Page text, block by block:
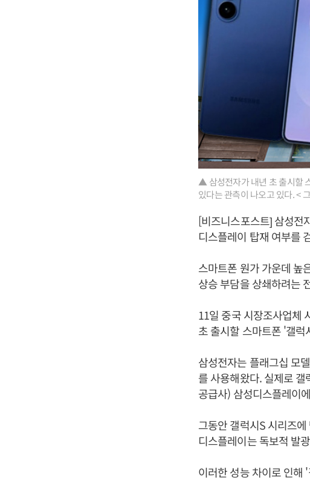
▲ 삼성전자가 내년 초 출시할
있다는 관측이 나오고 있다. <
[비즈니스포스트] 삼성전
디스플레이 탑재 여부를
스마트폰 원가 가운데 높
상승 부담을 상쇄하려는
11일 중국 시장조사업체
초 출시할 스마트폰 '갤
삼성전자는 플래그십 모
를 사용해왔다. 실제로
공급사) 삼성디스플레이
그동안 갤럭시S 시리즈
디스플레이는 독보적 발
이러한 성능 차이로 인해